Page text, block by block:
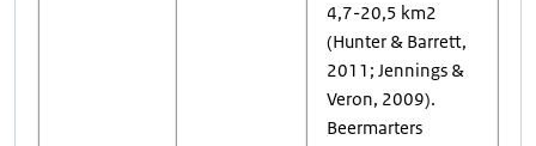
4,7-20,5 km2
(Hunter & Barrett,
2011; Jennings &
Veron, 2009).
Beermarters